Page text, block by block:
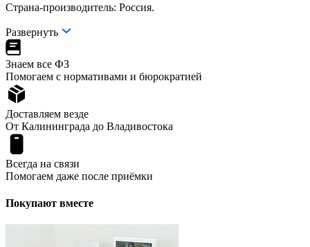
Страна-производитель: Россия.
Развернуть
Знаем все ФЗ
Помогаем с нормативами и бюрократией
Доставляем везде
От Калининграда до Владивостока
Всегда на связи
Помогаем даже после приёмки
Покупают вместе